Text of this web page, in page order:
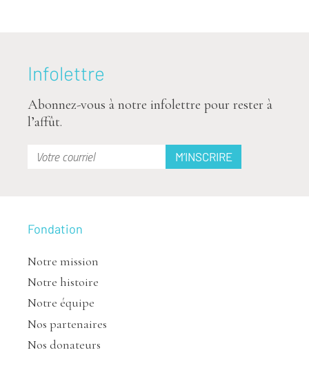
Infolettre
Abonnez-vous à notre infolettre pour rester à
l’affût.
Fondation
Notre mission
Notre histoire
Notre équipe
Nos partenaires
Nos donateurs